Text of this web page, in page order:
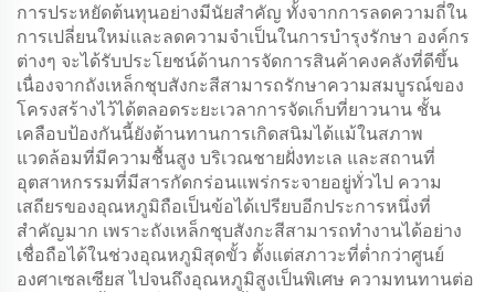
การประหยัดต้นทุนอย่างมีนัยสำคัญ ทั้งจากการลดความถี่ใน
การเปลี่ยนใหม่และลดความจำเป็นในการบำรุงรักษา องค์กร
ต่างๆ จะได้รับประโยชน์ด้านการจัดการสินค้าคงคลังที่ดีขึ้น
เนื่องจากถังเหล็กชุบสังกะสีสามารถรักษาความสมบูรณ์ของ
โครงสร้างไว้ได้ตลอดระยะเวลาการจัดเก็บที่ยาวนาน ชั้น
เคลือบป้องกันนี้ยังต้านทานการเกิดสนิมได้แม้ในสภาพ
แวดล้อมที่มีความชื้นสูง บริเวณชายฝั่งทะเล และสถานที่
อุตสาหกรรมที่มีสารกัดกร่อนแพร่กระจายอยู่ทั่วไป ความ
เสถียรของอุณหภูมิถือเป็นข้อได้เปรียบอีกประการหนึ่งที่
สำคัญมาก เพราะถังเหล็กชุบสังกะสีสามารถทำงานได้อย่าง
เชื่อถือได้ในช่วงอุณหภูมิสุดขั้ว ตั้งแต่สภาวะที่ต่ำกว่าศูนย์
องศาเซลเซียส ไปจนถึงอุณหภูมิสูงเป็นพิเศษ ความทนทานต่อ